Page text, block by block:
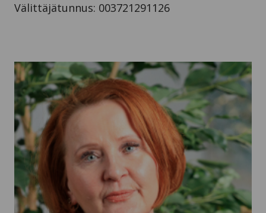
Välittäjätunnus: 003721291126